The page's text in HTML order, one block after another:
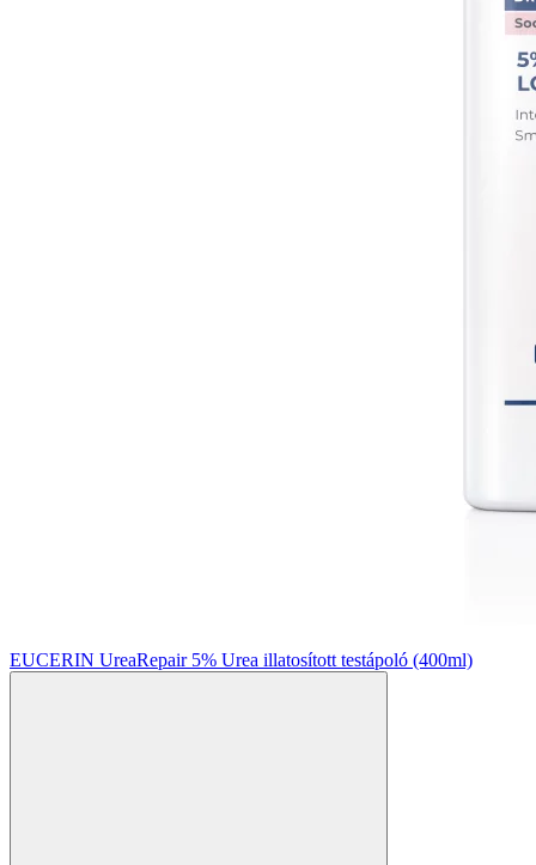
EUCERIN UreaRepair 5% Urea illatosított testápoló (400ml)